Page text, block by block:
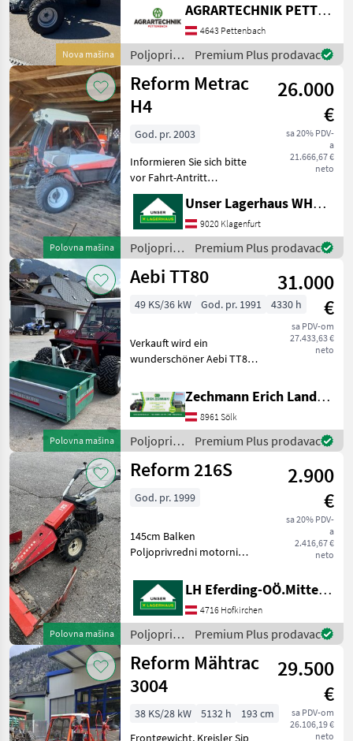
Nova mašina
Kubota Motor - Bereifung
31x15.50 - 15 Terra -
geschlossene Kabine -
Heizung, Defrosteranlage,
Kl
AGRARTECHNIK PETTENBACH GMBH
4643 Pettenbach
Poljoprivredni
motorni
strojevi /
Aebi
Premium Plus prodavac
Polovna mašina
Reform Metrac
H4
26.000
€
sa 20% PDV-
a
21.666,67 €
neto
God. pr. 2003
Informieren Sie sich bitte
vor Fahrt-Antritt
telefonisch, ob die von
Ihnen angefragte Maschine
aktuell bei uns am Lager
steht. Wir inserieren auch
Maschinen, die sic
Unser Lagerhaus WHG, Kärnten, Klagenfurt
9020 Klagenfurt
Poljoprivredni
motorni
strojevi /
Premium Plus prodavac
Polovna mašina
Aebi TT80
31.000
€
sa PDV-om
27.433,63 €
neto
49 KS/36 kW God. pr. 1991 4330 h
Verkauft wird ein
wunderschöner Aebi TT80 -
Heizung - Frontzapfwelle
vorne 540 U/min -
Hubwerksentlastung und
hydr. Seitenverschub vor
Zechmann Erich Landmaschinen-Portalbau
8961 Sölk
Poljoprivredni
motorni
strojevi /
Premium Plus prodavac
Polovna mašina
Reform 216S
2.900
€
sa 20% PDV-
a
2.416,67 €
neto
God. pr. 1999
145cm Balken
Poljoprivredni motorni
kosilice
LH Eferding-OÖ.Mitte, Landtechnik Hofkirchen
4716 Hofkirchen
Poljoprivredni
motorni
strojevi /
Reform
Premium Plus prodavac
Reform Mähtrac
3004
29.500
€
sa PDV-om
26.106,19 €
neto
38 KS/28 kW 5132 h
193 cm
Frontgewicht, Kreisler Sip